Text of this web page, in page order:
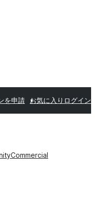
を申請 お気に入り ログイン
Commercial